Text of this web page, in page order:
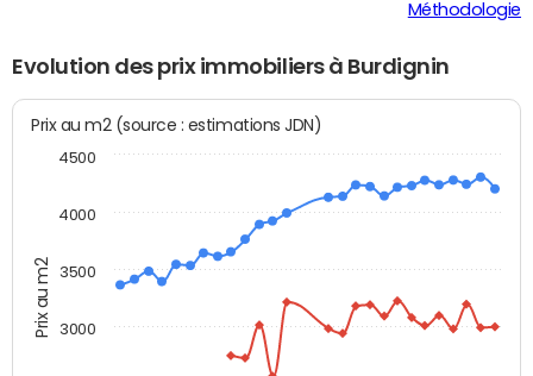
Méthodologie
Evolution des prix immobiliers à Burdignin
Prix au m2
Prix au m2 (source : estimations JDN)
3000
3500
4000
4500